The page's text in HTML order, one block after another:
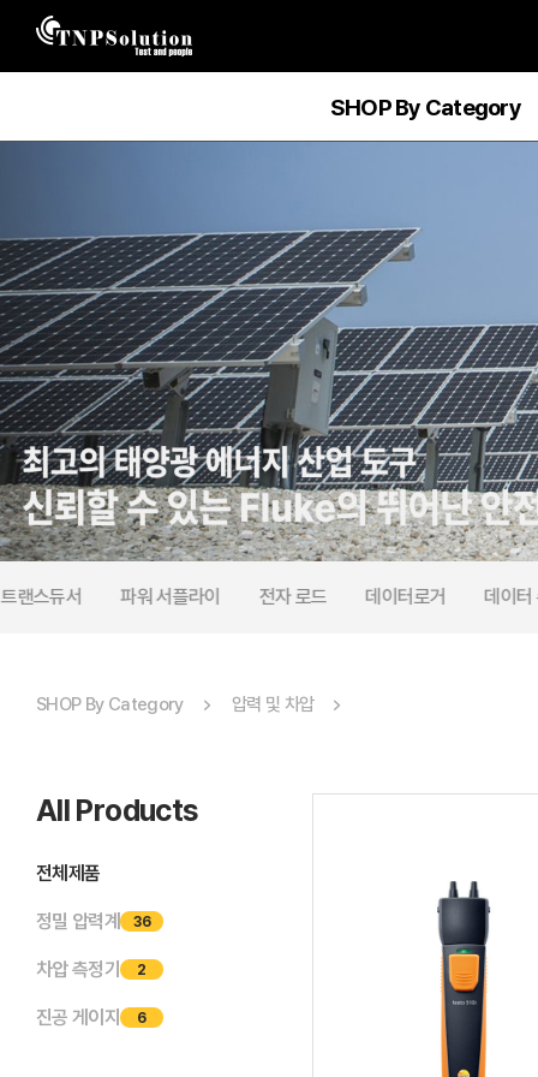
SHOP By Category
By
Category
랜스듀서 파워 서플라이 전자 로드 데이터로거 데이터
SHOP By Category 압력 및 차압
All Products
전체제품
정밀 압력계 36
차압 측정기 2
진공 게이지 6